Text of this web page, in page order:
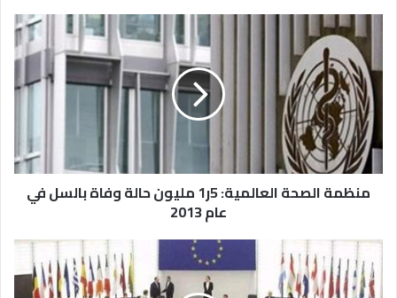
منظمة الصحة العالمية: 5ر1 مليون حالة وفاة بالسل في
عام 2013